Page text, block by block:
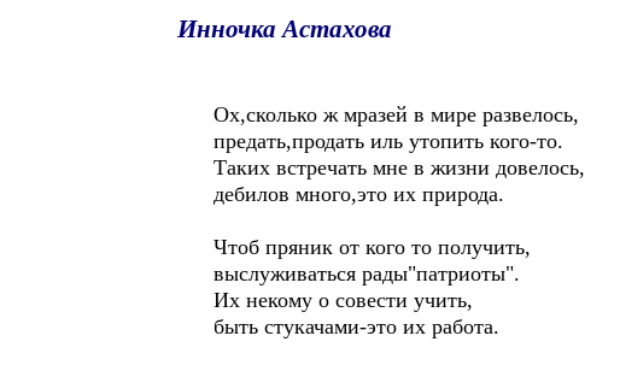
Инночка Астахова
Ох,сколько ж мразей в мире развелось,
предать,продать иль утопить кого-то.
Таких встречать мне в жизни довелось,
дебилов много,это их природа.
Чтоб пряник от кого то получить,
выслуживаться рады"патриоты".
Их некому о совести учить,
быть стукачами-это их работа.